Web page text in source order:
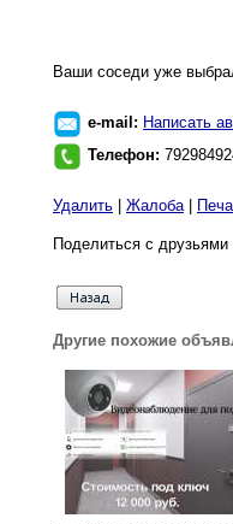
Ваши соседи уже
e-mail: Написать
Телефон:
Удалить Жалоба|
Поделиться с
Другие похожие